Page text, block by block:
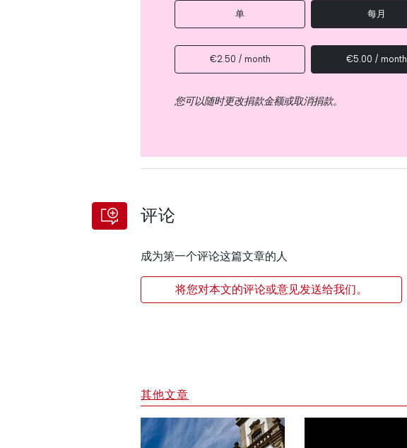
单 每月
€2.50 / month €5.00 / month
您可以随时更改捐款金额或取消捐款。
评论
成为第一个评论这篇文章的人
将您对本文的评论或意见发送给我们。
其他文章